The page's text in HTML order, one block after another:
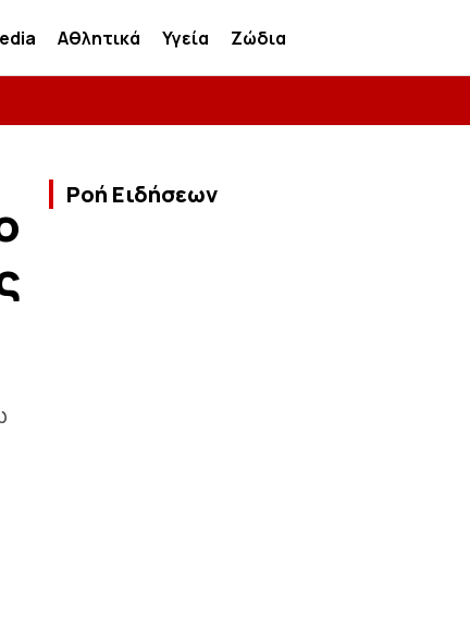
Αθλητικά Υγεία Ζώδια
Ροή Ειδήσεων